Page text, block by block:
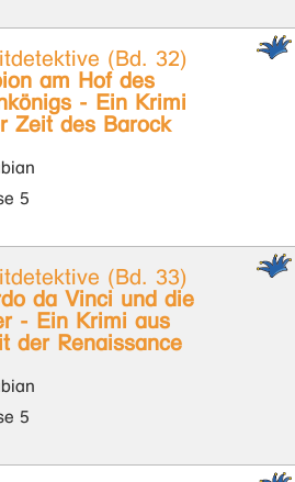
(Bd. 32)
am Hof des
- Ein Krimi
Zeit des Barock
5
(Bd. 33)
da Vinci und die
- Ein Krimi aus
der Renaissance
5